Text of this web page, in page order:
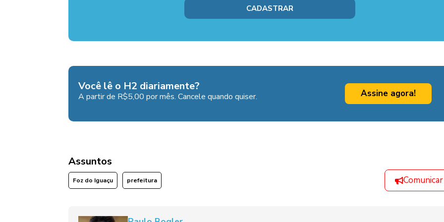
Você lê o H2 diariamente?
A partir de R$5,00 por mês. Cancele quando quiser. Assine agora!
Assuntos
Foz do Iguaçu prefeitura